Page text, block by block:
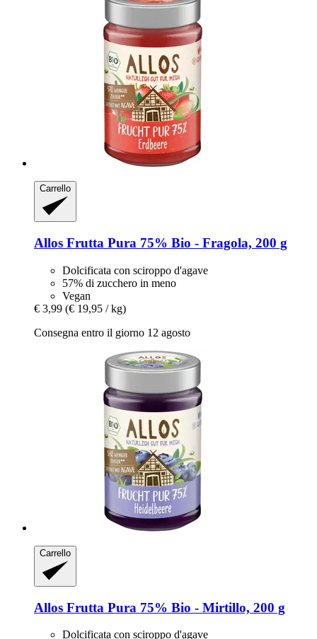
Carrello
Allos Frutta Pura 75% Bio -​ Fragola, 200 g
Dolcificata con sciroppo d'agave
57% di zucchero in meno
Vegan
€ 3,99 (€ 19,95 / kg)
Consegna entro il giorno 12 agosto
Carrello
Allos Frutta Pura 75% Bio -​ Mirtillo, 200 g
Dolcificata con sciroppo d'agave